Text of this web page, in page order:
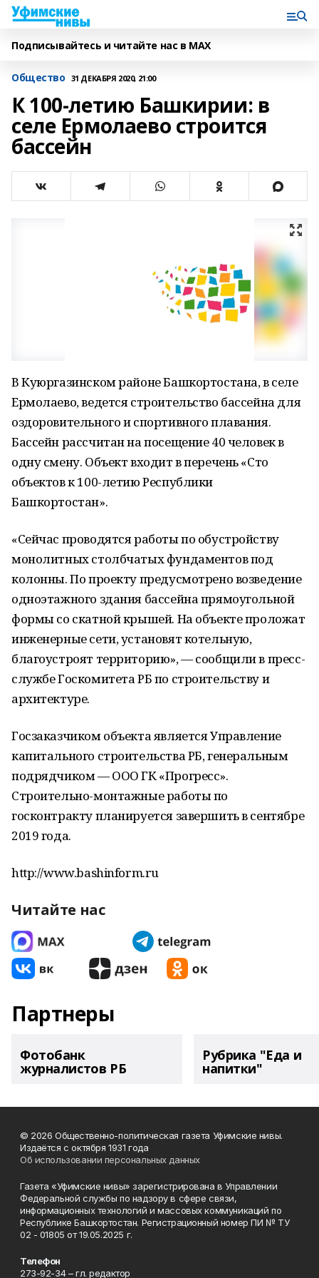
Подписывайтесь и читайте нас в MAX
Общество 31 ДЕКАБРЯ 2020, 21:00
К 100-летию Башкирии: в
селе Ермолаево строится
бассейн
В Куюргазинском районе Башкортостана, в селе
Ермолаево, ведется строительство бассейна для
оздоровительного и спортивного плавания.
Бассейн рассчитан на посещение 40 человек в
одну смену. Объект входит в перечень «Сто
объектов к 100-летию Республики
Башкортостан».
«Сейчас проводятся работы по обустройству
монолитных столбчатых фундаментов под
колонны. По проекту предусмотрено возведение
одноэтажного здания бассейна прямоугольной
формы со скатной крышей. На объекте проложат
инженерные сети, установят котельную,
благоустроят территорию», — сообщили в пресс-
службе Госкомитета РБ по строительству и
архитектуре.
Госзаказчиком объекта является Управление
капитального строительства РБ, генеральным
подрядчиком — ООО ГК «Прогресс».
Строительно-монтажные работы по
госконтракту планируется завершить в сентябре
2019 года.
http://www.bashinform.ru
Читайте нас
Партнеры
Фотобанк
журналистов РБ
Рубрика "Еда и
напитки"
© 2026 Общественно-политическая газета Уфимские нивы.
Издаётся с октября 1931 года
Об использовании персональных данных
Газета «Уфимские нивы» зарегистрирована в Управлении
Федеральной службы по надзору в сфере связи,
информационных технологий и массовых коммуникаций по
Республике Башкортостан. Регистрационный номер ПИ № ТУ
02 - 01805 от 19.05.2025 г.
Телефон
273-92-34 – гл. редактор